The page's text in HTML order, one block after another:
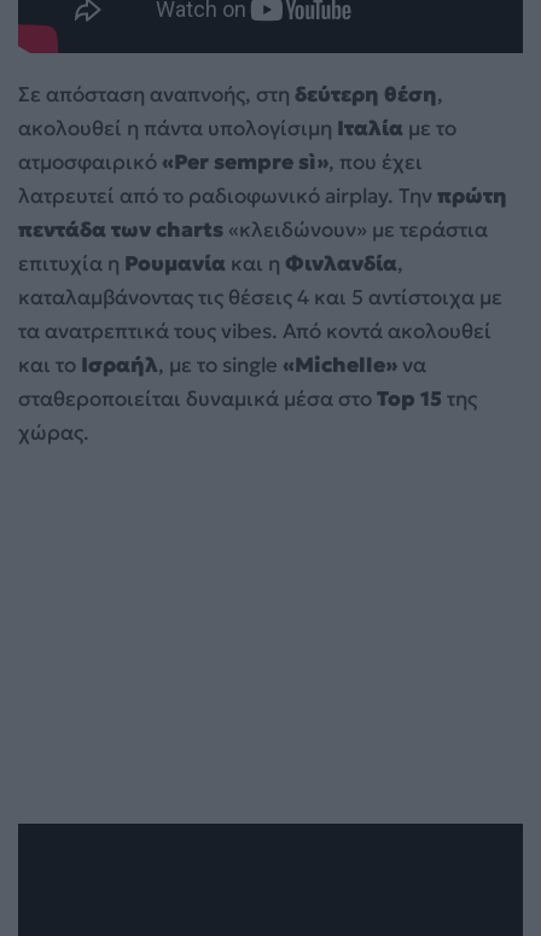
Σε απόσταση αναπνοής, στη δεύτερη θέση,
ακολουθεί η πάντα υπολογίσιμη Ιταλία με το
ατμοσφαιρικό«Per sempre sì», που έχει
λατρευτεί από το ραδιοφωνικό airplay. Τηνπρώτη
πεντάδα των charts «κλειδώνουν» με τεράστια
επιτυχία η Ρουμανία και η Φινλανδία,
καταλαμβάνοντας τις θέσεις 4 και 5 αντίστοιχα με
τα ανατρεπτικά τους vibes. Από κοντά ακολουθεί
και το Ισραήλ, με το single «Michelle» να
σταθεροποιείται δυναμικά μέσα στοTop 15 της
χώρας.